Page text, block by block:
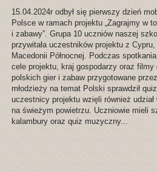
15.04.2024r odbył się pierwszy dzień
Polsce w ramach projektu „Zagrajmy w
i zabawy”. Grupa 10 uczniów naszej
przywitała uczestników projektu z
Macedonii Północnej. Podczas
cele projektu, kraj gospodarzy oraz
polskich gier i zabaw przygotowane
młodzieży na temat Polski sprawdził
uczestnicy projektu wzięli również
na świeżym powietrzu. Uczniowie mieli
kalambury oraz quiz muzyczny...